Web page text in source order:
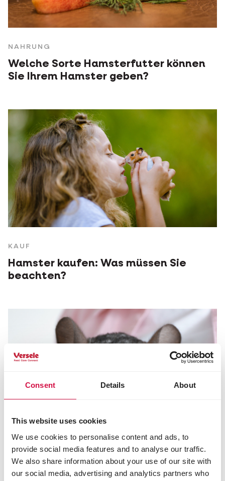
Consent Details About
This website uses cookies
We use cookies to personalise content and ads, to
provide social media features and to analyse our traffic.
We also share information about your use of our site with
our social media, advertising and analytics partners who
NAHRUNG
Welche Sorte Hamsterfutter können
Sie Ihrem Hamster geben?
KAUF
Hamster kaufen: Was müssen Sie
beachten?